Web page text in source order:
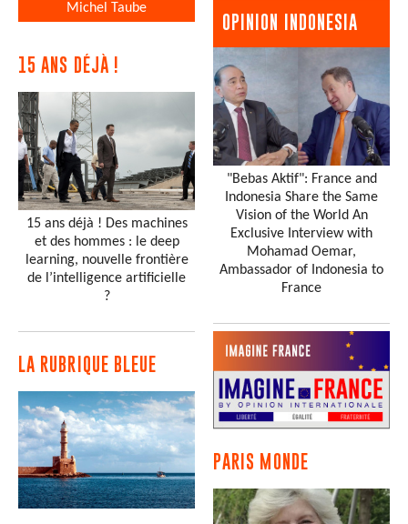
Michel Taube
15 ANS DÉJÀ !
15 ans déjà ! Des machines
et des hommes : le deep
learning, nouvelle frontière
de l’intelligence artificielle
?
LA RUBRIQUE BLEUE
OPINION INDONESIA
"Bebas Aktif": France and
Indonesia Share the Same
Vision of the World An
Exclusive Interview with
Mohamad Oemar,
Ambassador of Indonesia to
France
PARIS MONDE